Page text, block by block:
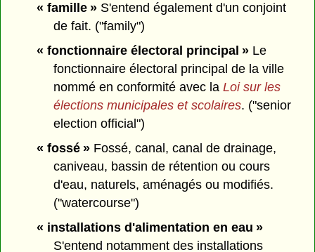
« famille »S'entend également d'un conjoint
de fait. ("family")
« fonctionnaire électoral principal »Le
fonctionnaire électoral principal de la ville
nommé en conformité avec laLoi sur les
élections municipales et scolaires. ("senior
election official")
« fossé »Fossé, canal, canal de drainage,
caniveau, bassin de rétention ou cours
d'eau, naturels, aménagés ou modifiés.
("watercourse")
« installations d'alimentation en eau »
S'entend notamment des installations